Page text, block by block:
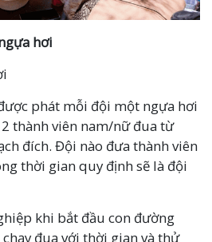
hơi
phát mỗi đội một ngựa hơi
thành viên nam/nữ đua từ
đích. Đội nào đưa thành viên
thời gian quy định sẽ là đội
khi bắt đầu con đường
đua với thời gian và thử